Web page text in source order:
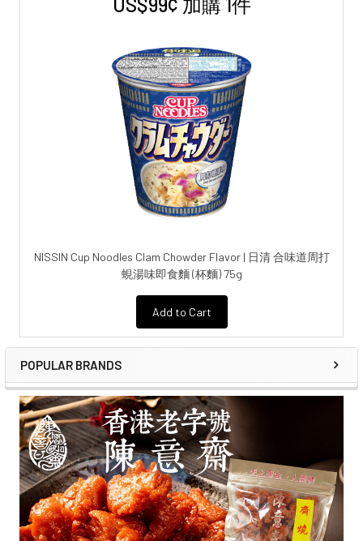
NISSIN Cup Noodles Clam Chowder Flavor | 日清 合味道周打
蜆湯味即食麵 (杯麵) 75g
Add to Cart
POPULAR BRANDS